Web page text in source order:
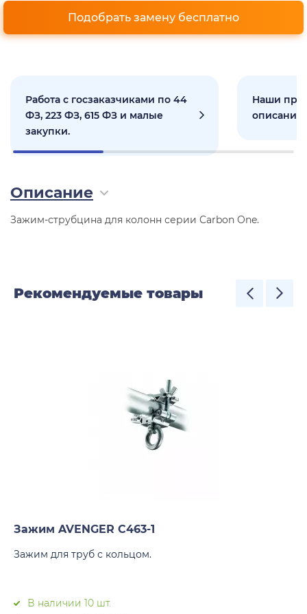
Подобрать замену бесплатно
Работа с госзаказчиками по 44
ФЗ, 223 ФЗ, 615 ФЗ и малые
закупки.
Наши
Описание
Зажим-струбцина для колонн серии Carbon One.
Рекомендуемые товары
Зажим AVENGER C463-1
Зажим для труб с кольцом.
В наличии 10 шт.